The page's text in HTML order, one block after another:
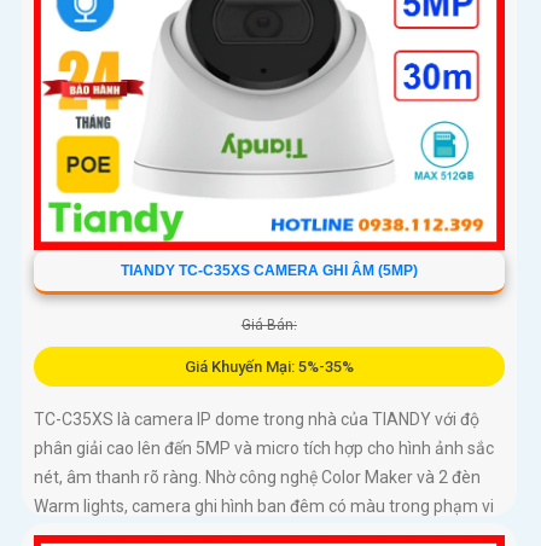
TIANDY TC-C35XS CAMERA GHI ÂM (5MP)
Giá Bán:
Giá Khuyến Mại: 5%-35%
TC-C35XS là camera IP dome trong nhà của TIANDY với độ
phân giải cao lên đến 5MP và micro tích hợp cho hình ảnh sắc
nét, âm thanh rõ ràng. Nhờ công nghệ Color Maker và 2 đèn
Warm lights, camera ghi hình ban đêm có màu trong phạm vi
15m, kết hợp hồng ngoại 30m linh hoạt